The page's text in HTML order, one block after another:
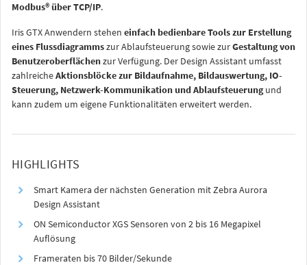
Modbus® über TCP/IP.
Iris GTX Anwendern stehen einfach bedienbare Tools zur Erstellung
eines Flussdiagrammszur Ablaufsteuerung sowie zurGestaltung von
Benutzeroberflächenzur Verfügung. Der Design Assistant umfasst
zahlreicheAktionsblöcke zur Bildaufnahme, Bildauswertung, IO-
Steuerung, Netzwerk-Kommunikation und Ablaufsteuerungund
kann zudem um eigene Funktionalitäten erweitert werden.
HIGHLIGHTS
Smart Kamera der nächsten Generation mit Zebra Aurora
Design Assistant
ON Semiconductor XGS Sensoren von 2 bis 16 Megapixel
Auflösung
Frameraten bis 70 Bilder/Sekunde